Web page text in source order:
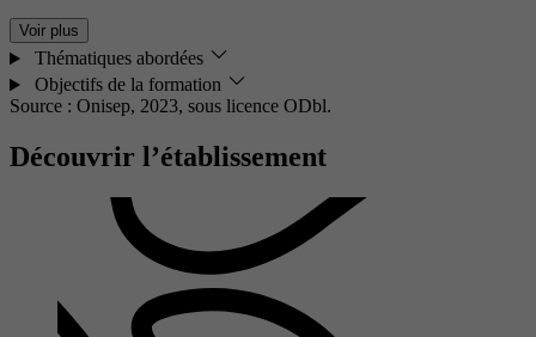
Voir plus
Thématiques abordées
Objectifs de la formation
Source : Onisep, 2023, sous licence ODbl.
Découvrir l’établissement